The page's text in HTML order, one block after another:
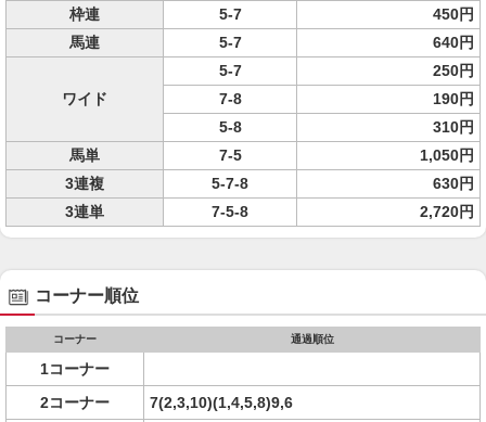
枠連
5-7
450円
馬連
5-7 640円
ワイド
5-7
250円
7-8
190円
5-8
310円
馬単
7-5
1,050円
3連複
5-7-8
630円
3連単
7-5-8 2,720円
コーナー順位
コーナー 通過順位
1コーナー
2コーナー
7(2,3,10)(1,4,5,8)9,6